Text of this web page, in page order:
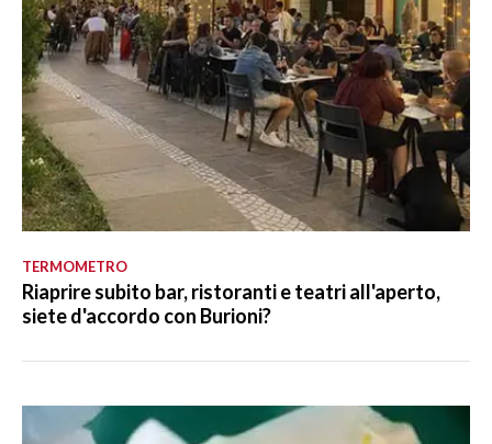
TERMOMETRO
Riaprire subito bar, ristoranti e teatri all'aperto,
siete d'accordo con Burioni?